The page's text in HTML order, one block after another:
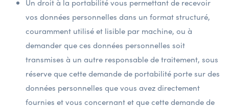
Un droit à la portabilité vous permettant de recevoir
vos données personnelles dans un format structuré,
couramment utilisé et lisible par machine, ou à
demander que ces données personnelles soit
transmises à un autre responsable de traitement, sous
réserve que cette demande de portabilité porte sur des
données personnelles que vous avez directement
fournies et vous concernant et que cette demande de